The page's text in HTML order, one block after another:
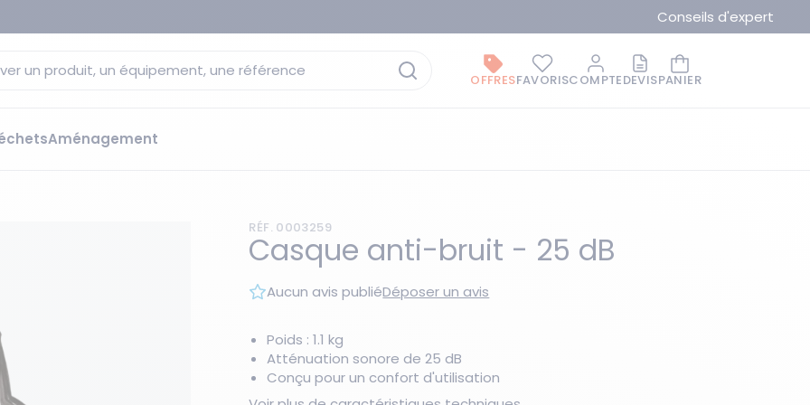
Conseils d'expert
un produit, un équipement, une référence
OFFRESFAVORISCOMPTEDEVISPANIER
et citernes
de rétention
Aménagement
Casque anti-bruit - 25 dB
RÉF. 0003259
Aucun avis publiéDéposer un avis
Poids : 1.1 kg
Atténuation sonore de 25 dB
Conçu pour un confort d'utilisation